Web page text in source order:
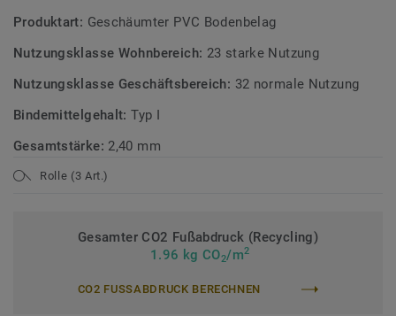
Produktart: Geschäumter PVC Bodenbelag
Nutzungsklasse Wohnbereich: 23 starke Nutzung
Nutzungsklasse Geschäftsbereich: 32 normale Nutzung
Bindemittelgehalt:Typ I
Gesamtstärke: 2,40 mm
Rolle (3 Art.)
Gesamter CO2 Fußabdruck (Recycling)
1.96 kg CO2/m2
CO2 FUSSABDRUCK BERECHNEN